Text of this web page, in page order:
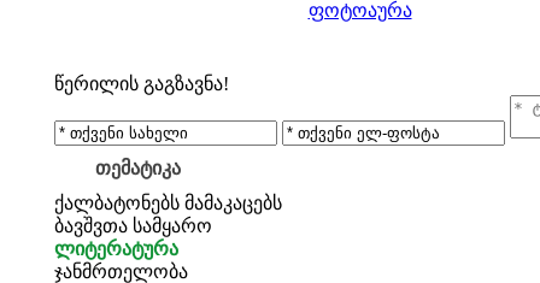
ფოტოაურა
წერილის გაგზავნა!
თემატიკა
ქალბატონებს მამაკაცებს
ბავშვთა სამყარო
ლიტერატურა
ჯანმრთელობა